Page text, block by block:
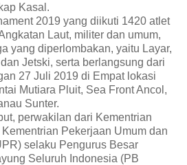
Kasal.
2019 yang diikuti 1420 atlet
Laut, militer dan umum,
yang diperlombakan, yaitu Layar,
Jetski, serta berlangsung dari
27 Juli 2019 di Empat lokasi
Mutiara Pluit, Sea Front Ancol,
Sunter.
perwakilan dari Kementrian
Pekerjaan Umum dan
selaku Pengurus Besar
Seluruh Indonesia (PB